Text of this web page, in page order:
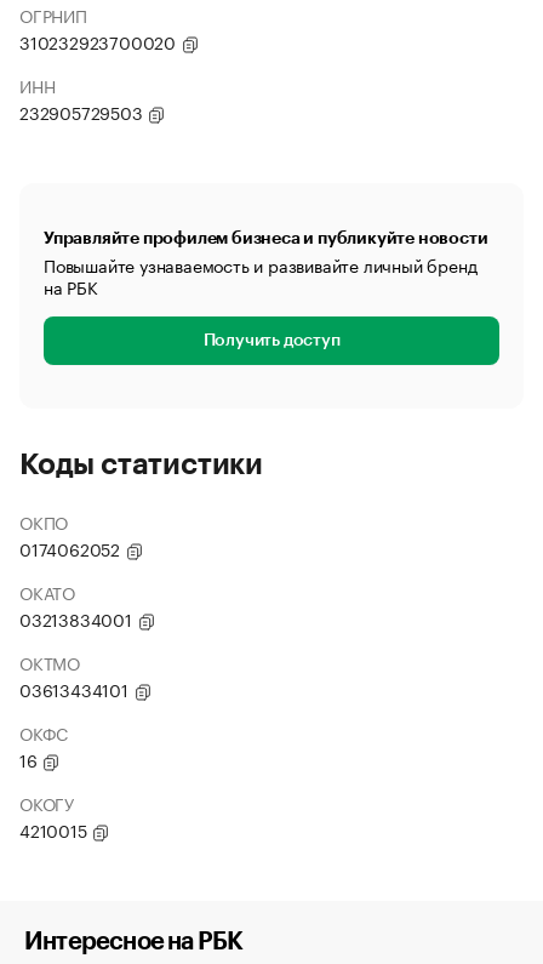
ОГРНИП
310232923700020
ИНН
232905729503
Управляйте профилем бизнеса и публикуйте новости
Повышайте узнаваемость и развивайте личный бренд
на РБК
Получить доступ
Коды статистики
ОКПО
0174062052
ОКАТО
03213834001
ОКТМО
03613434101
ОКФС
16
ОКОГУ
4210015
Интересное на РБК